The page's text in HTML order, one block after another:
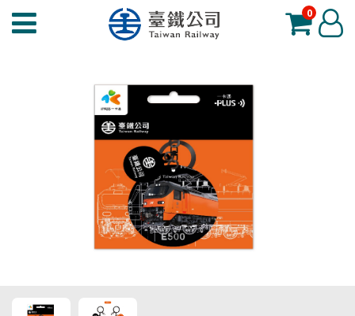
臺
0 登
入